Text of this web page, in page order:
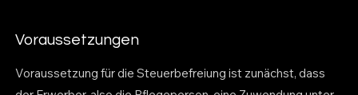
Voraussetzungen
Voraussetzung für die Steuerbefreiung ist zunächst, dass